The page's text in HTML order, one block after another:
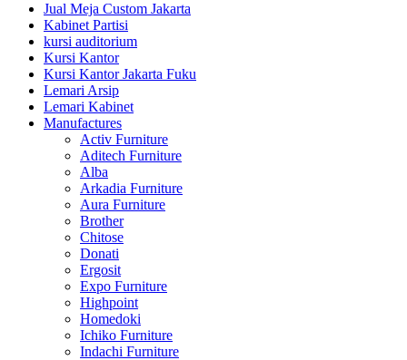
Jual Meja Custom Jakarta
Kabinet Partisi
kursi auditorium
Kursi Kantor
Kursi Kantor Jakarta Fuku
Lemari Arsip
Lemari Kabinet
Manufactures
Activ Furniture
Aditech Furniture
Alba
Arkadia Furniture
Aura Furniture
Brother
Chitose
Donati
Ergosit
Expo Furniture
Highpoint
Homedoki
Ichiko Furniture
Indachi Furniture